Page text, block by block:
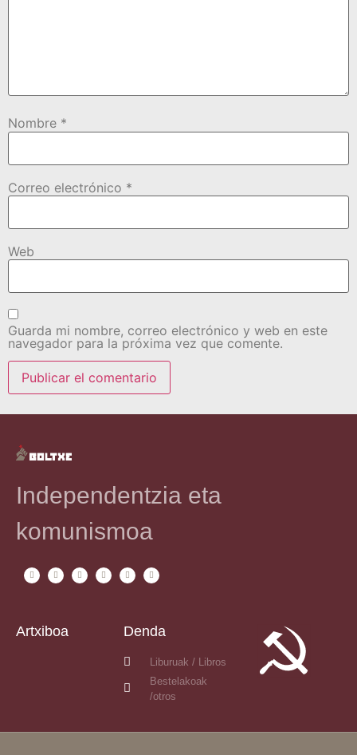
Nombre *
Correo electrónico *
Web
Guarda mi nombre, correo electrónico y web en este
navegador para la próxima vez que comente.
Independentzia eta
komunismoa
Artxiboa Denda
Liburuak / Libros
Bestelakoak
/otros